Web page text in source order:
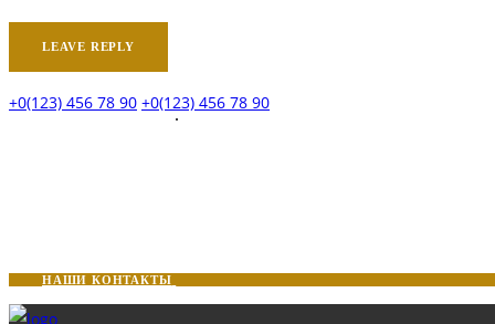
+0(123) 456 78 90 +0(123) 456 78 90
НАШИ КОНТАКТЫ